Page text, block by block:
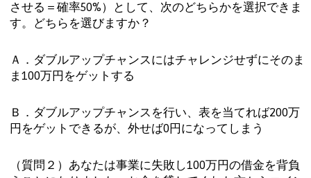
させる＝確率50%）として、次のどちらかを選択できま
す。どちらを選びますか？
Ａ．ダブルアップチャンスにはチャレンジせずにそのま
ま100万円をゲットする
Ｂ．ダブルアップチャンスを行い、表を当てれば200万
円をゲットできるが、外せば0円になってしまう
（質問２）あなたは事業に失敗し100万円の借金を背負